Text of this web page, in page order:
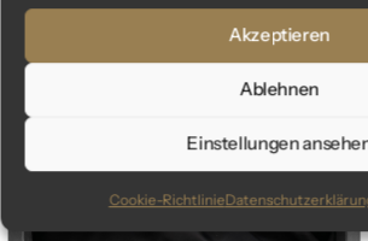
Akzeptieren
Ablehnen
Einstellungen
Cookie-Richtlinie